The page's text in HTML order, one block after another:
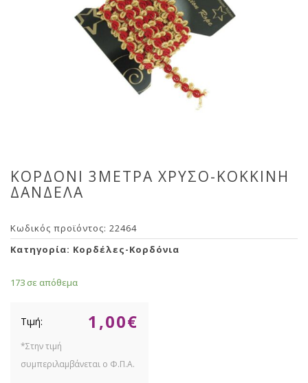
ΚΟΡΔΟΝΙ 3ΜΕΤΡΑ ΧΡΥΣΟ-ΚΟΚΚΙΝΗ
ΔΑΝΔΕΛΑ
Κωδικός προϊόντος: 22464
Κατηγορία: Κορδέλες-Κορδόνια
173 σε απόθεμα
1,00€